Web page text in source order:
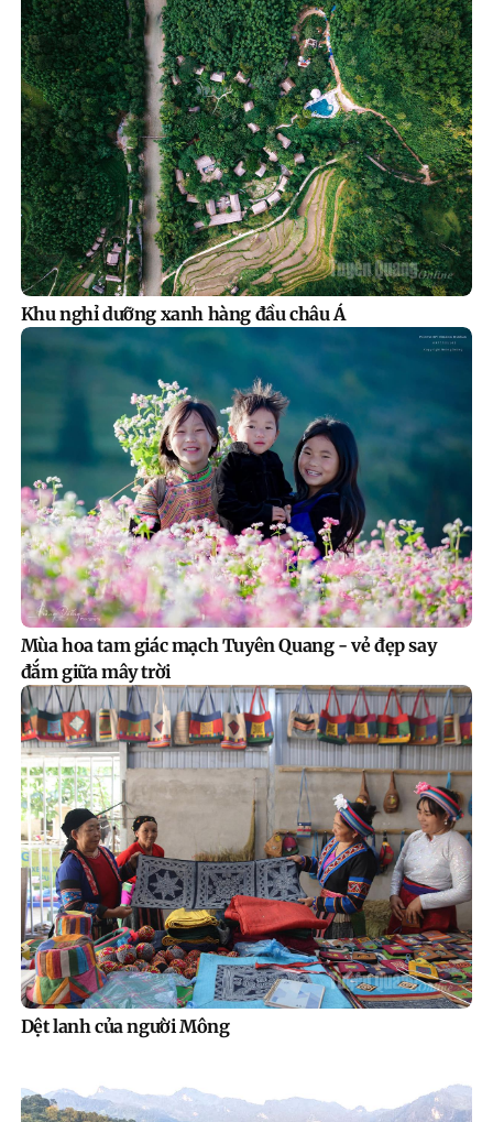
Khu nghỉ dưỡng xanh hàng đầu châu Á
Mùa hoa tam giác mạch Tuyên Quang - vẻ đẹp say
đắm giữa mây trời
Dệt lanh của người Mông